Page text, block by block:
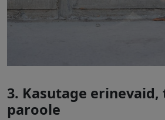
3. Kasutage erinevaid,
paroole